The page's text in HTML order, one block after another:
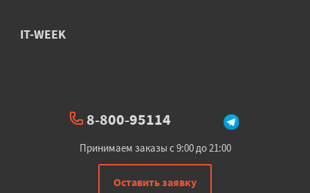
IT-WEEK
8-800-95114
Принимаем заказы с 9:00 до 21:00
Оставить заявку